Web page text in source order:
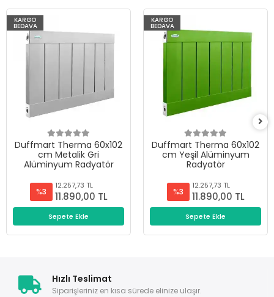
KARGO
BEDAVA
Duffmart Therma 60x102
cm Metalik Gri
Alüminyum Radyatör
%3
12.257,73 TL
11.890,00 TL
Sepete Ekle
KARGO
BEDAVA
Duffmart Therma 60x102
cm Yeşil Alüminyum
Radyatör
%3
12.257,73 TL
11.890,00 TL
Sepete Ekle
Hızlı Teslimat
Siparişleriniz en kısa sürede elinize ulaşır.